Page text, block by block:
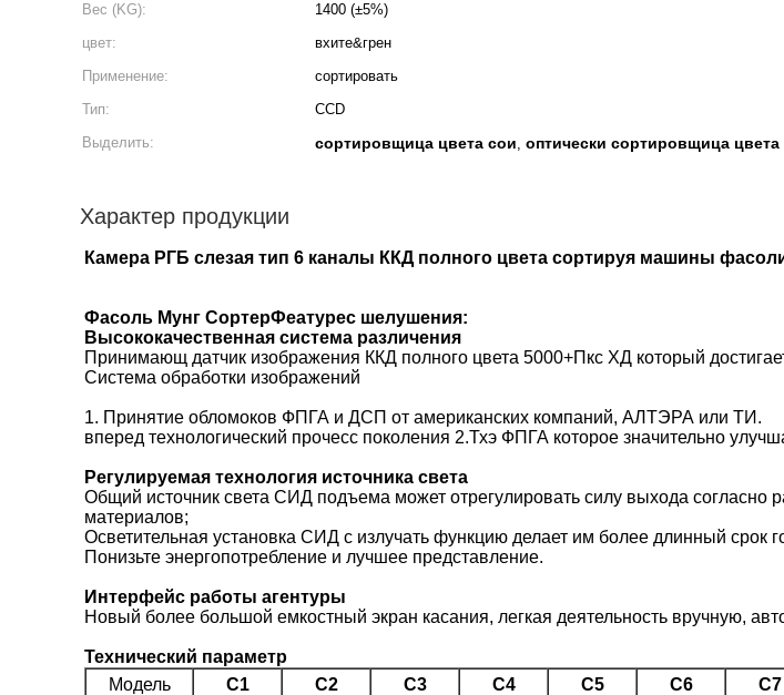
Вес (KG):
1400 (±5%)
цвет:
вхите&грен
Применение:
сортировать
Тип:
CCD
Выделить:
сортировщица цвета сои, оптически сортировщица цвета
Характер продукции
Камера РГБ слезая тип 6 каналы ККД полного цвета сортируя машины
Фасоль Мунг СортерФеатурес шелушения:
Высококачественная система различения
Принимающ датчик изображения ККД полного цвета 5000+Пкс ХД который
Система обработки изображений
1. Принятие обломоков ФПГА и ДСП от американских компаний, АЛТЭРА или ТИ.
вперед технологический прочесс поколения 2.Тхэ ФПГА которое значительно
Регулируемая технология источника света
Общий источник света СИД подъема может отрегулировать силу выхода согласно
материалов;
Осветительная установка СИД с излучать функцию делает им более длинный срок
Понизьте энергопотребление и лучшее представление.
Интерфейс работы агентуры
Новый более большой емкостный экран касания, легкая деятельность вручную,
Технический параметр
Модель
С1 С2 С3 С4 С5 С6 С7